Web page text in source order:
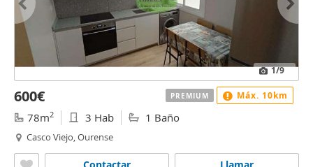
1/9
600€
78m2 3 Hab 1 Baño
Casco Viejo, Ourense
PREMIUM Máx. 10km